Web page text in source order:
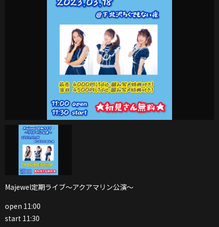
Majewel定期ライブ〜アクアマリン公演〜
open 11:00
start 11:30